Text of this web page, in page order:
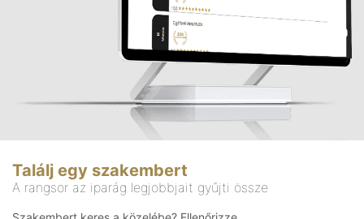
Találj egy szakembert
A rangsor az iparág legjobbjait gyűjti össze